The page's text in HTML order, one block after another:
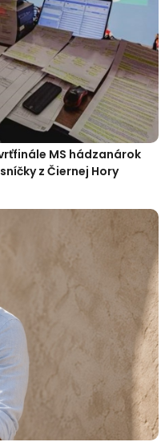
MS hádzanárok
z Čiernej Hory